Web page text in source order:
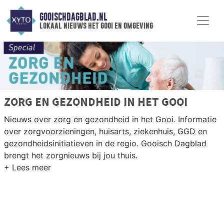
GOOISCHDAGBLAD.NL
lokaal nieuws het gooi en omgeving
ZORG EN GEZONDHEID IN HET GOOI
Nieuws over zorg en gezondheid in het Gooi. Informatie
over zorgvoorzieningen, huisarts, ziekenhuis, GGD en
gezondheidsinitiatieven in de regio. Gooisch Dagblad
brengt het zorgnieuws bij jou thuis.